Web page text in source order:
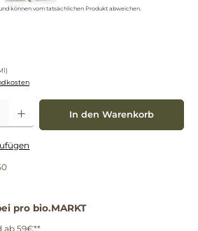
können vom tatsächlichen Produkt abweichen.
Wert ein oder benutze die Schaltflächen um
In den Warenkorb
pro bio.MARKT
ab 59€**